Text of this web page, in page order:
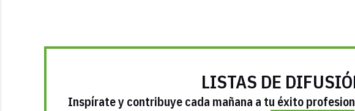
LISTAS DE
Inspírate y contribuye cada mañana a tu éxito